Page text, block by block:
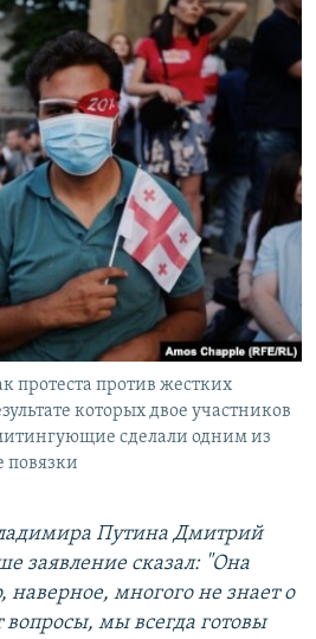
протеста против жестких
которых двое участников
сделали одним из
повязки
Путина Дмитрий
заявление сказал: "Она
наверное, многого не знает о
вопросы, мы всегда готовы